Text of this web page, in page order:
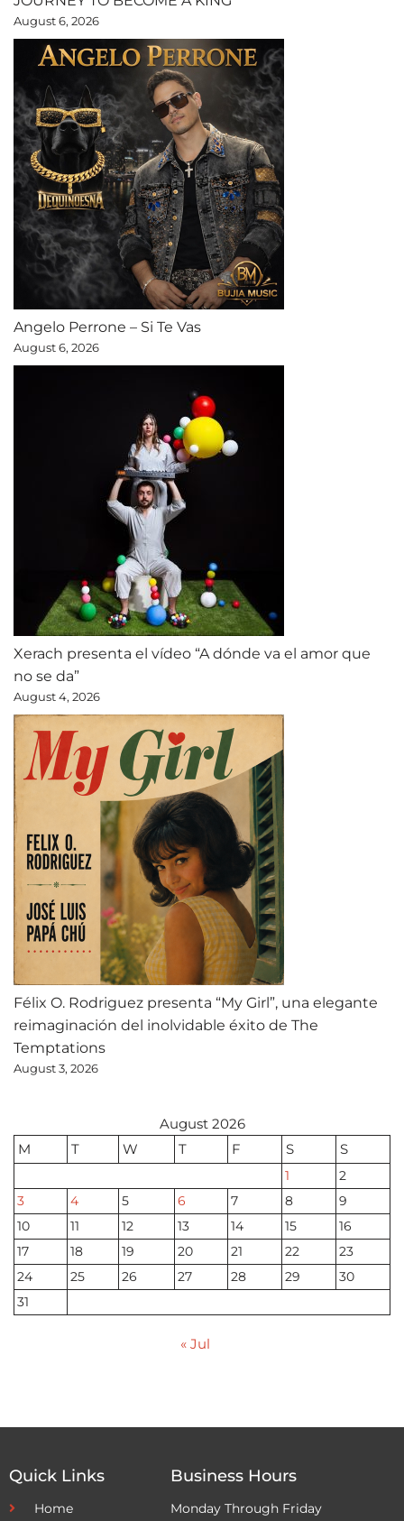
August 6, 2026
Angelo Perrone – Si Te Vas
August 6, 2026
Xerach presenta el vídeo “A dónde va el amor que
no se da”
August 4, 2026
Félix O. Rodriguez presenta “My Girl”, una elegante
reimaginación del inolvidable éxito de The
Temptations
August 3, 2026
August 2026
M
T W T F S S
1
2
3
4 5 6 7 8
9
10
11 12 13 14 15
16
17
18 19 20 21 22
23
24
25 26 27 28 29
30
31
« Jul
Quick Links
Home
Business Hours
Monday Through Friday